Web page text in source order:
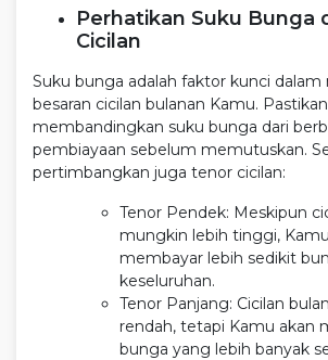
Perhatikan Suku Bunga
Cicilan
Suku bunga adalah faktor kunci
besaran cicilan bulanan Kamu.
membandingkan suku bunga dari
pembiayaan sebelum memutuskan.
pertimbangkan juga tenor cicilan:
Tenor Pendek: Meskipun
mungkin lebih tinggi,
membayar lebih sedikit
keseluruhan.
Tenor Panjang: Cicilan
rendah, tetapi Kamu akan
bunga yang lebih banyak